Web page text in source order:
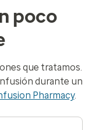
poco
que tratamos.
durante un
Pharmacy.